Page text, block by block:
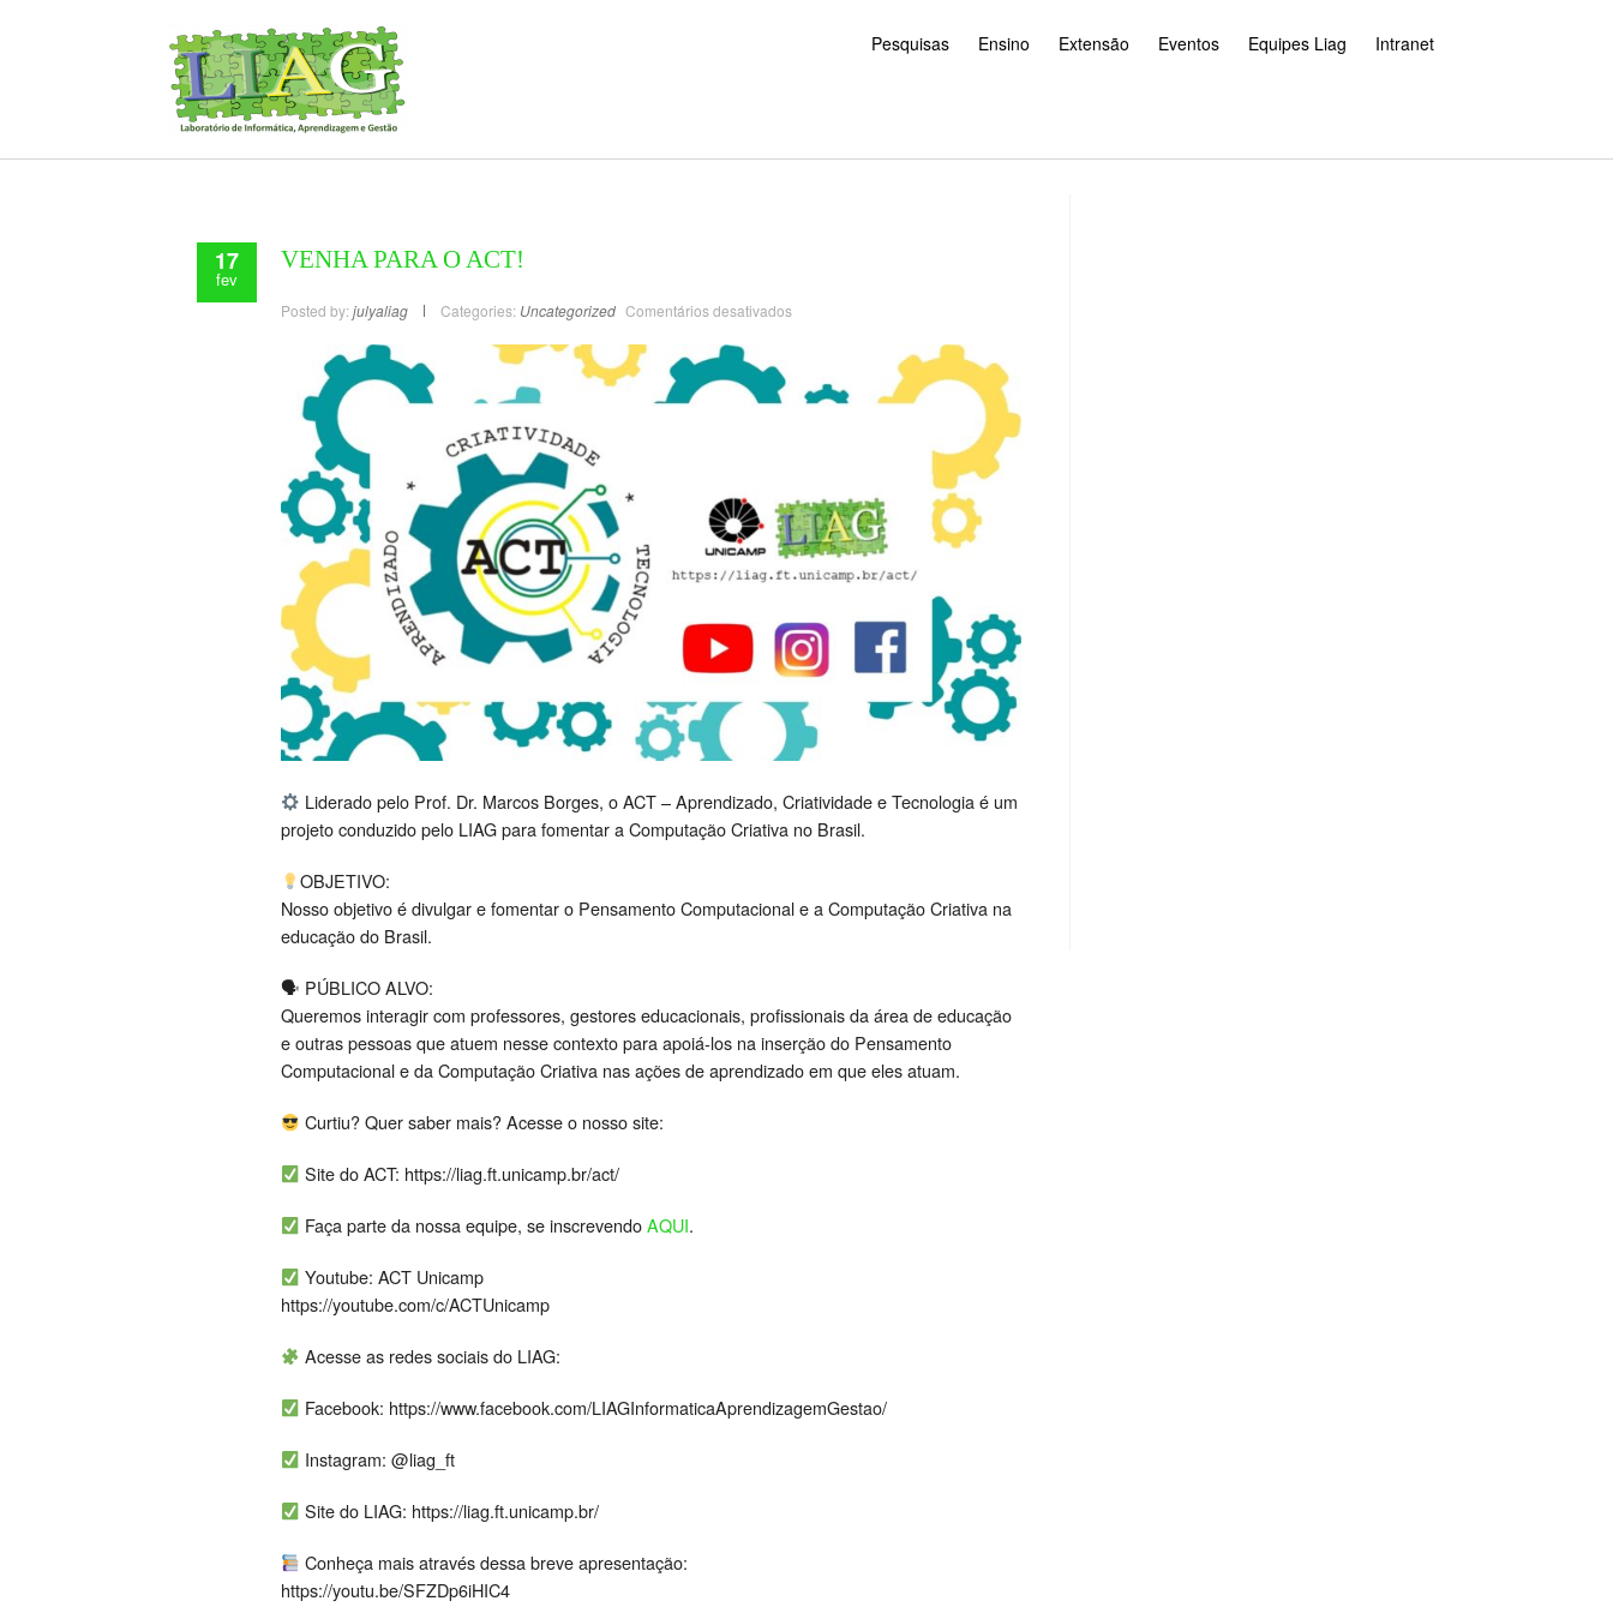
Pesquisas Ensino Extensão Eventos Equipes Liag Intranet
17
fev
VENHA PARA O ACT!
Posted by: julyaliag Categories: Uncategorized Comentários desativados
Liderado pelo Prof. Dr. Marcos Borges, o ACT – Aprendizado, Criatividade e Tecnologia é um
projeto conduzido pelo LIAG para fomentar a Computação Criativa no Brasil.
OBJETIVO:
Nosso objetivo é divulgar e fomentar o Pensamento Computacional e a Computação Criativa na
educação do Brasil.
🗣 PÚBLICO ALVO:
Queremos interagir com professores, gestores educacionais, profissionais da área de educação
e outras pessoas que atuem nesse contexto para apoiá-los na inserção do Pensamento
Computacional e da Computação Criativa nas ações de aprendizado em que eles atuam.
Curtiu? Quer saber mais? Acesse o nosso site:
Site do ACT: https://liag.ft.unicamp.br/act/
Faça parte da nossa equipe, se inscrevendoAQUI.
Youtube: ACT Unicamp
https://youtube.com/c/ACTUnicamp
Acesse as redes sociais do LIAG:
Facebook: https://www.facebook.com/LIAGInformaticaAprendizagemGestao/
Instagram: @liag_ft
Site do LIAG: https://liag.ft.unicamp.br/
Conheça mais através dessa breve apresentação:
https://youtu.be/SFZDp6iHIC4